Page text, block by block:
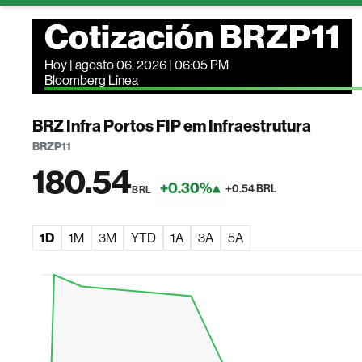
Cotización BRZP11
Hoy | agosto 06, 2026 | 06:05 PM
Bloomberg Línea
BRZ Infra Portos FIP em Infraestrutura
BRZP11
180.54BRL +0.30% +0.54 BRL
1D 1M 3M YTD 1A 3A 5A